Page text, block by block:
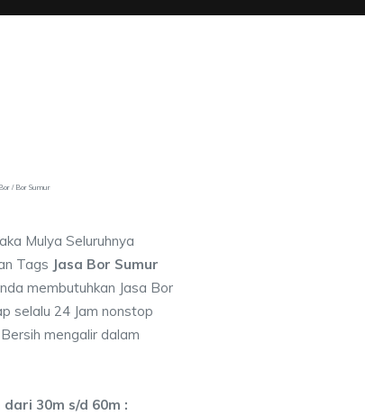
/ Bor Sumur
Mulya Seluruhnya
Tags Jasa Bor Sumur
membutuhkan Jasa Bor
selalu 24 Jam nonstop
mengalir dalam
30m s/d 60m :